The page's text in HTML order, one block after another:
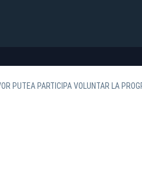
PUTEA PARTICIPA VOLUNTAR LA